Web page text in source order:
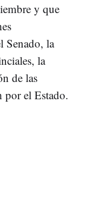
y que
Senado, la
la
de las
por el Estado.